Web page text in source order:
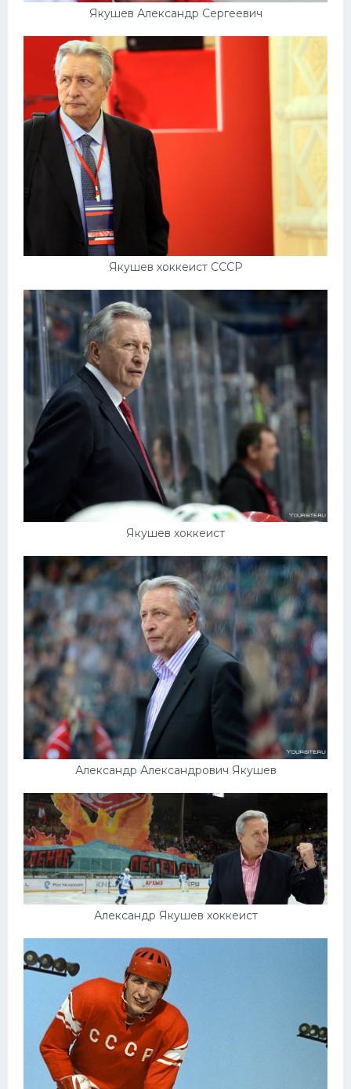
Якушев Александр Сергеевич
Якушев хоккеист СССР
Якушев хоккеист
Александр Александрович Якушев
Александр Якушев хоккеист